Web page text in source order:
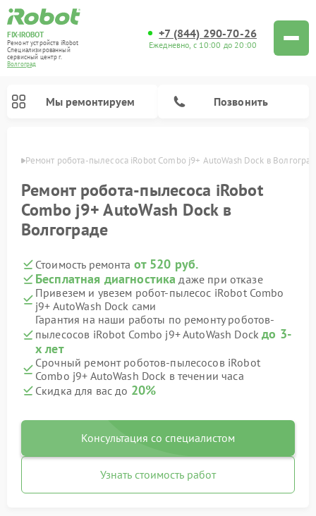
FIX-IROBOT
Ремонт устройств iRobot
Специализированный
cервисный центр г.
Волгоград
+7 (844) 290-70-26
Ежедневно, с 10:00 до 20:00
Мы ремонтируем Позвонить
Ремонт робота-пылесоса iRobot Combo j9+ AutoWash Dock в
Ремонт робота-пылесоса iRobot
Combo j9+ AutoWash Dock в
Волгограде
Стоимость ремонта от 520 руб.
Бесплатная диагностика даже при отказе
Привезем и увезем робот-пылесос iRobot Combo
j9+ AutoWash Dock сами
Гарантия на наши работы по ремонту роботов-
пылесосов iRobot Combo j9+ AutoWash Dockдо 3-
х лет
Срочный ремонт роботов-пылесосов iRobot
Combo j9+ AutoWash Dock в течении часа
Скидка для вас до 20%
Консультация со специалистом
Узнать стоимость работ